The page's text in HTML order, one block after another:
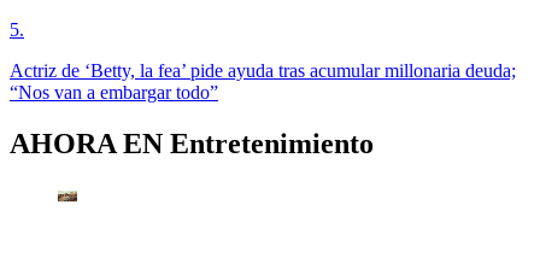
5.
Actriz de ‘Betty, la fea’ pide ayuda tras acumular millonaria deuda;
“Nos van a embargar todo”
AHORA EN Entretenimiento